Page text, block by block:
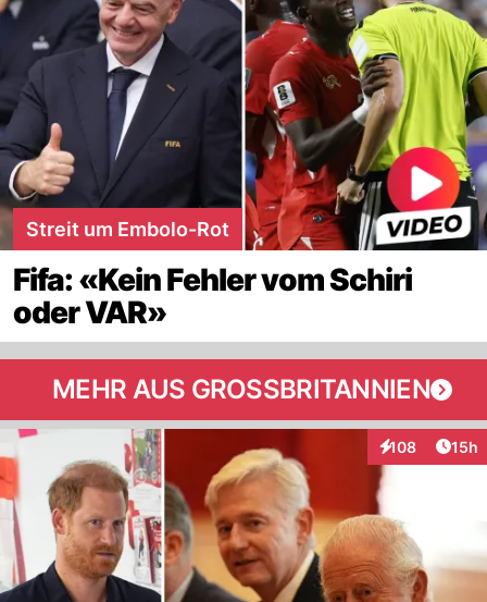
Streit um Embolo-Rot
Fifa: «Kein Fehler vom Schiri
oder VAR»
MEHR AUS GROSSBRITANNIEN
108
Interaktionen
15h